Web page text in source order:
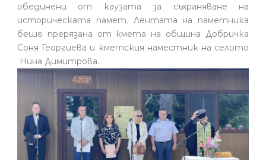
обединени от каузата за съхраняване на
историческата памет. Лентата на паметника
беше прерязана от кмета на община Добричка
Соня Георгиева и кметския наместник на селото
Нина Димитрова.